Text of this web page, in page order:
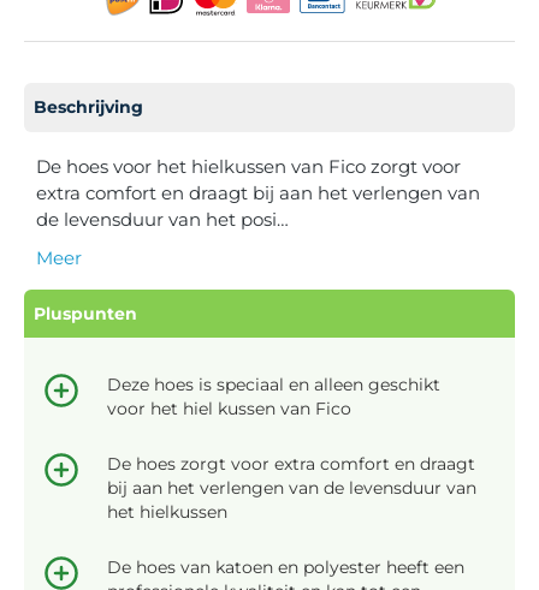
Beschrijving
De hoes voor het hielkussen van Fico zorgt voor
extra comfort en draagt bij aan het verlengen van
de levensduur van het posi…
Meer
Pluspunten
Deze hoes is speciaal en alleen geschikt
voor het hiel kussen van Fico
De hoes zorgt voor extra comfort en draagt
bij aan het verlengen van de levensduur van
het hielkussen
De hoes van katoen en polyester heeft een